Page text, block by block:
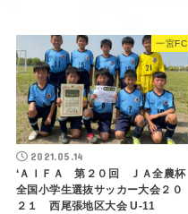
一宮FC
2021.05.14
‘ＡＩＦＡ 第２０回 ＪＡ全農杯
全国小学生選抜サッカー大会２０
２１ 西尾張地区大会 U-11